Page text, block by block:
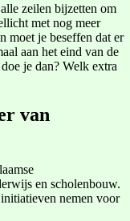
zeilen bijzetten om
met nog meer
moet je beseffen dat er
aan het eind van de
je dan? Welk extra
van
en scholenbouw.
nemen voor